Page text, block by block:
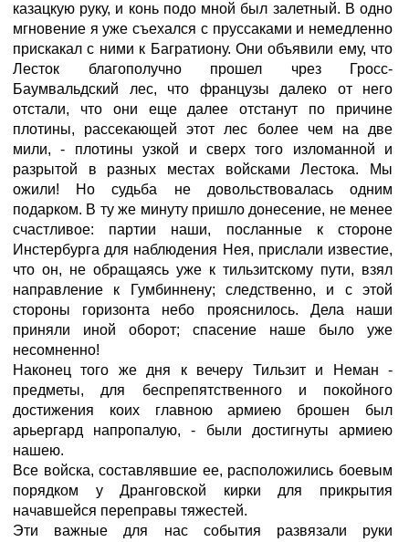
казацкую руку, и конь подо мной был залетный. В одно
мгновение я уже съехался с пруссаками и немедленно
прискакал с ними к Багратиону. Они объявили ему, что
Лесток благополучно прошел чрез Гросс-
Баумвальдский лес, что французы далеко от него
отстали, что они еще далее отстанут по причине
плотины, рассекающей этот лес более чем на две
мили, - плотины узкой и сверх того изломанной и
разрытой в разных местах войсками Лестока. Мы
ожили! Но судьба не довольствовалась одним
подарком. В ту же минуту пришло донесение, не менее
счастливое: партии наши, посланные к стороне
Инстербурга для наблюдения Нея, прислали известие,
что он, не обращаясь уже к тильзитскому пути, взял
направление к Гумбиннену; следственно, и с этой
стороны горизонта небо прояснилось. Дела наши
приняли иной оборот; спасение наше было уже
несомненно!
Наконец того же дня к вечеру Тильзит и Неман -
предметы, для беспрепятственного и покойного
достижения коих главною армиею брошен был
арьергард напропалую, - были достигнуты армиею
нашею.
Все войска, составлявшие ее, расположились боевым
порядком у Дранговской кирки для прикрытия
начавшейся переправы тяжестей.
Эти важные для нас события развязали руки